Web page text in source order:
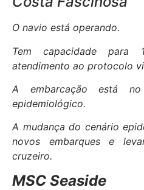
O navio está operando.
Tem capacidade para
atendimento ao protocolo
A embarcação está
epidemiológico.
A mudança do cenário
novos embarques e
cruzeiro.
MSC Seaside